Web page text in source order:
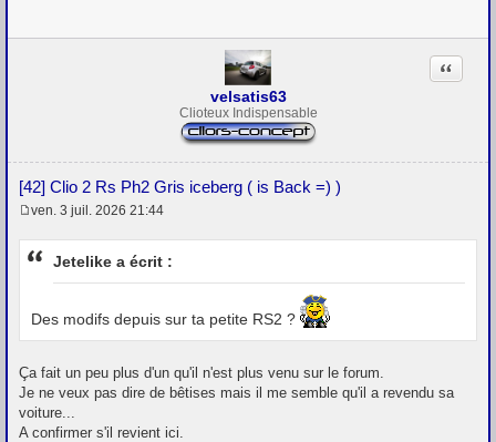
velsatis63
Clioteux Indispensable
[42] Clio 2 Rs Ph2 Gris iceberg ( is Back =) )
Citation
e
s
e
ven. 3 juil. 2026 21:44
Jetelike a écrit :
Des modifs depuis sur ta petite RS2 ?
Ça fait un peu plus d'un qu'il n'est plus venu sur le forum.
Je ne veux pas dire de bêtises mais il me semble qu'il a revendu sa
voiture...
A confirmer s'il revient ici.